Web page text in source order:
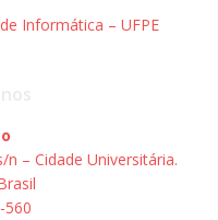
Informática – UFPE
n – Cidade Universitária.
560